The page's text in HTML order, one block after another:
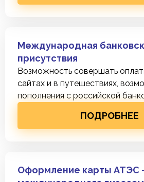
Международная
присутствия
Возможность совершать
сайтах и в путешествиях,
пополнения с российской
ПОДРОБНЕЕ
Оформление карты АТЭС